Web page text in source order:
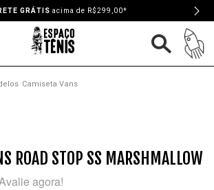
GRÁTIS acima de R$299,00*
Camiseta Vans
ROAD STOP SS MARSHMALLOW
Avalie agora!